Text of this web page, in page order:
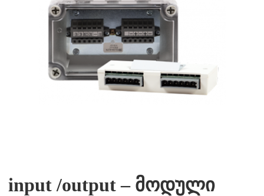
input /output – მოდული